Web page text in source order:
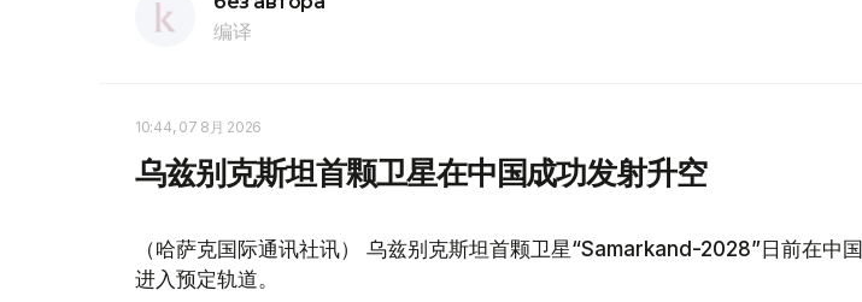
编译
10:44, 07 8月 2026
乌兹别克斯坦首颗卫星在中国成功发射升空
（哈萨克国际通讯社讯） 乌兹别克斯坦首颗卫星“Samarkand-2028”日前在中
进入预定轨道。